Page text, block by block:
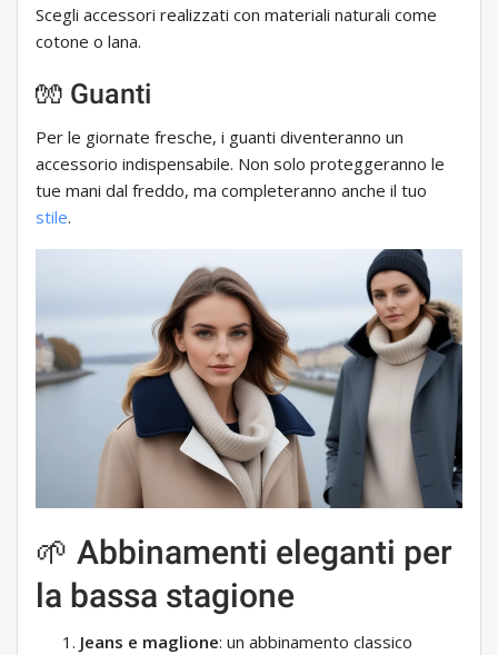
Scegli accessori realizzati con materiali naturali come
cotone o lana.
🧤 Guanti
Per le giornate fresche, i guanti diventeranno un
accessorio indispensabile. Non solo proteggeranno le
tue mani dal freddo, ma completeranno anche il tuo
stile.
🌱 Abbinamenti eleganti per
la bassa stagione
Jeans e maglione: un abbinamento classico